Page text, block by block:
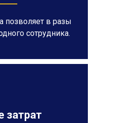
затрат
позволяет в разы
сотрудника.